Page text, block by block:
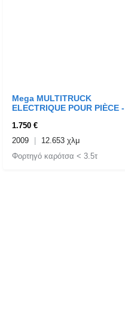
Mega MULTITRUCK
ELECTRIQUE POUR PIÈCE -
1.750 €
Φορτηγό καρότσα < 3.5τ
2009 12.653 χλμ